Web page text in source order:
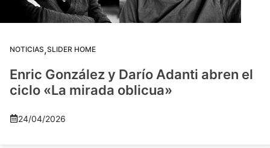
NOTICIAS,SLIDER HOME
Enric González y Darío Adanti abren el
ciclo «La mirada oblicua»
24/04/2026